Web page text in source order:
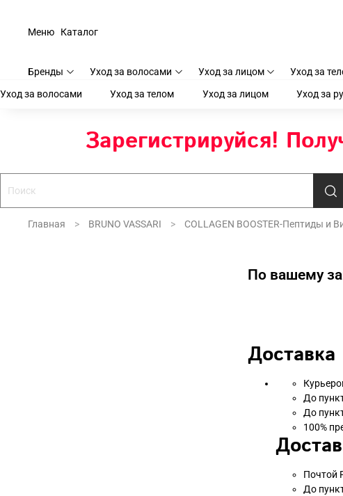
Каталог
Меню
Бренды Уход за волосами Уход за лицом Уход за
Уход за волосами Уход за телом Уход за лицом Уход за
Зарегистрируйся!
Главная BRUNO VASSARI COLLAGEN BOOSTER-Пептиды и
По вашему
До
До
100%
Почтой
До